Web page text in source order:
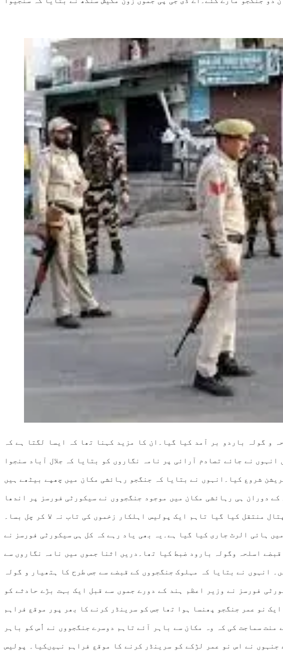
سیٹلائٹ فون اور مزید کچھ اسلحہ و گولہ باردو بر آمد کیا گیا۔ان کا مزید کہنا تھا کہ ایسا لگتا ہے کہ
نے جائے تصادم آرائی پر نامہ نگاروں کو بتایا کہ جلال آباد سنجوا
شروع کیا۔انہوں نے بتایا کہ جنگجو رہائشی مکان میں چھپے بیٹھے ہیں
دوران ہی رہائشی مکان میں موجود جنگجووں نے سیکورٹی فورسز پر اندھا
منتقل کیا گیا تاہم ایک پولیس اہلکار زخموں کی تاب نہ لا کر چل بسا۔
پورے جموں صوبے میں ہائی الرٹ جاری کیا گیا ہے۔یہ بھی یاد رہے کہ کل ہی سیکورٹی فورسز نے
اسلحہ وگولہ بارود ضبط کیا تھا۔دریں اثنا جموں میں نامہ نگاروں سے
انہوں نے بتایا کہ مہلوک جنگجووں کے قبضے سے جس طرح کا ہتھیار و گولہ
فورسز نے وزیر اعظم ہند کے دورے جموں سے قبل ایک بہت بڑے حادثے کو
نو عمر جنگجو پھنسا ہوا تھا جس کو سرینڈر کرنے کا بھر پور موقع فراہم
سماجت کی کہ وہ مکان سے باہر آئے تاہم دوسرے جنگجووں نے اُس کو باہر
نے اس نو عمر لڑکے کو سرینڈر کرنے کا موقع فراہم نہیںکیا۔ پولیس